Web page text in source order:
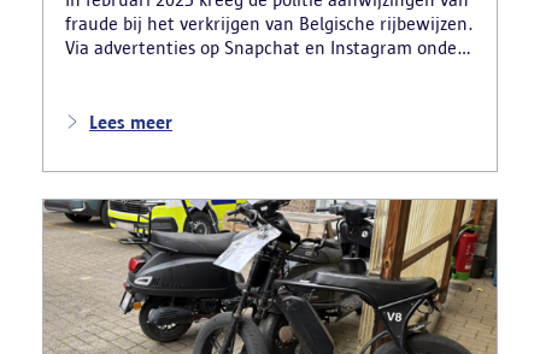
fraude bij het verkrijgen van Belgische rijbewijzen.
Via advertenties op Snapchat en Instagram onder
aan. Daarnaast maakten zij reclame voor het
effectief lessen te volgen en voor fraude bij
bracht ook een rijschooldirecteur in beeld die
examenfraude organiseerde,
bekwaamheidsattesten afleverde zonder vereiste
opleiding en een vervalst uittreksel uit het
strafregister gebruikte.
Lees meer